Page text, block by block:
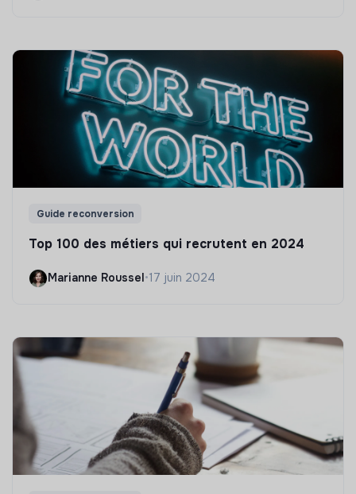
Guide reconversion
Top 100 des métiers qui recrutent en 2024
Marianne Roussel •17 juin 2024